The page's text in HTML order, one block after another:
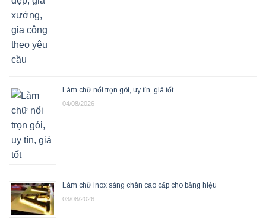
Làm chữ nổi trọn gói, uy tín, giá tốt
04/08/2026
Làm chữ inox sáng chân cao cấp cho bảng hiệu
03/08/2026